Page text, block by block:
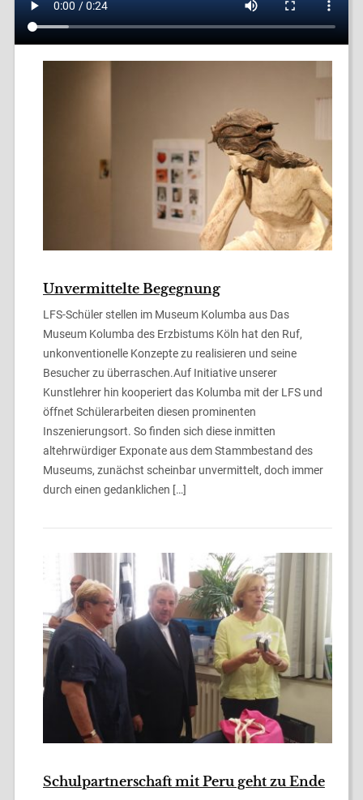
Unvermittelte Begegnung
LFS-Schüler stellen im Museum Kolumba aus Das
Museum Kolumba des Erzbistums Köln hat den Ruf,
unkonventionelle Konzepte zu realisieren und seine
Besucher zu überraschen.Auf Initiative unserer
Kunstlehrer hin kooperiert das Kolumba mit der LFS und
öffnet Schülerarbeiten diesen prominenten
Inszenierungsort. So finden sich diese inmitten
altehrwürdiger Exponate aus dem Stammbestand des
Museums, zunächst scheinbar unvermittelt, doch immer
durch einen gedanklichen […]
Schulpartnerschaft mit Peru geht zu Ende